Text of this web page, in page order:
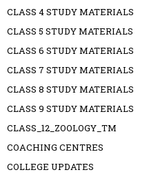
CLASS 4 STUDY MATERIALS
CLASS 5 STUDY MATERIALS
CLASS 6 STUDY MATERIALS
CLASS 7 STUDY MATERIALS
CLASS 8 STUDY MATERIALS
CLASS 9 STUDY MATERIALS
CLASS_12_ZOOLOGY_TM
COACHING CENTRES
COLLEGE UPDATES